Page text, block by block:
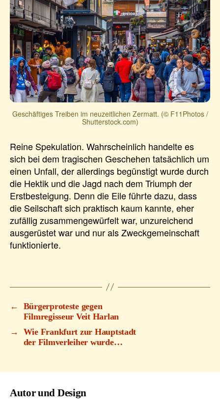
Geschäftiges Treiben im neuzeitlichen Zermatt. (© F11Photos /
Shutterstock.com)
Reine Spekulation. Wahrscheinlich handelte es
sich bei dem tragischen Geschehen tatsächlich um
einen Unfall, der allerdings begünstigt wurde durch
die Hektik und die Jagd nach dem Triumph der
Erstbesteigung. Denn die Eile führte dazu, dass
die Seilschaft sich praktisch kaum kannte, eher
zufällig zusammengewürfelt war, unzureichend
ausgerüstet war und nur als Zweckgemeinschaft
funktionierte.
←
Bürgerproteste gegen
Filmregisseur Veit Harlan
→
Wie Frankfurt zur Hauptstadt
der Filmverleiher wurde…
Autor und Design